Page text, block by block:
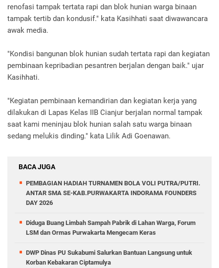
renofasi tampak tertata rapi dan blok hunian warga binaan
tampak tertib dan kondusif." kata Kasihhati saat diwawancara
awak media.
"Kondisi bangunan blok hunian sudah tertata rapi dan kegiatan
pembinaan kepribadian pesantren berjalan dengan baik." ujar
Kasihhati.
"Kegiatan pembinaan kemandirian dan kegiatan kerja yang
dilakukan di Lapas Kelas IIB Cianjur berjalan normal tampak
saat kami meninjau blok hunian salah satu warga binaan
sedang melukis dinding." kata Lilik Adi Goenawan.
BACA JUGA
PEMBAGIAN HADIAH TURNAMEN BOLA VOLI PUTRA/PUTRI.
ANTAR SMA SE-KAB.PURWAKARTA INDORAMA FOUNDERS
DAY 2026
Diduga Buang Limbah Sampah Pabrik di Lahan Warga, Forum
LSM dan Ormas Purwakarta Mengecam Keras
DWP Dinas PU Sukabumi Salurkan Bantuan Langsung untuk
Korban Kebakaran Ciptamulya